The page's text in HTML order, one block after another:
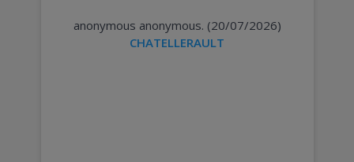
anonymous anonymous. (20/07/2026)
CHATELLERAULT